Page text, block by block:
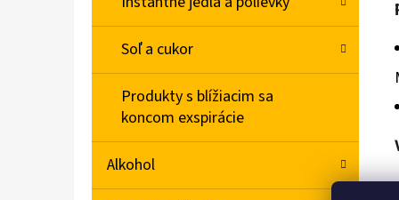
Soľ a cukor
Produkty s blížiacim sa
koncom exspirácie
Alkohol